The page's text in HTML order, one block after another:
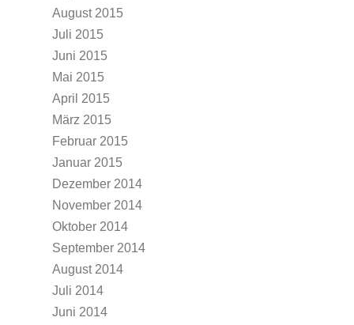
August 2015
Juli 2015
Juni 2015
Mai 2015
April 2015
März 2015
Februar 2015
Januar 2015
Dezember 2014
November 2014
Oktober 2014
September 2014
August 2014
Juli 2014
Juni 2014